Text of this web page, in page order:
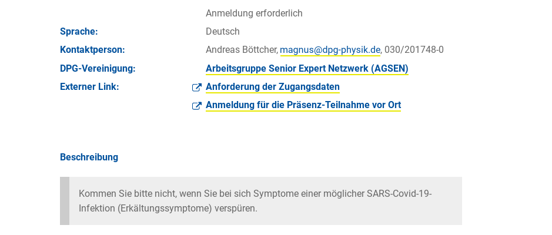
Anmeldung erforderlich
Sprache:
Deutsch
Kontakt­person:
Andreas Böttcher,
, 030/201748-0
DPG-Vereinigung:
Arbeitsgruppe Senior Expert Netzwerk (AGSEN)
Externer Link:
Anforderung der Zugangsdaten
Anmeldung für die Präsenz-Teilnahme vor Ort
Beschreibung
Kommen Sie bitte nicht, wenn Sie bei sich Symptome einer möglicher SARS-Covid-19-
Infektion (Erkältungssymptome) verspüren.